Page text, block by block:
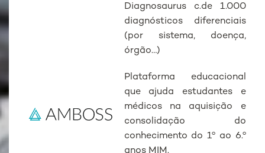
Diagnosaurus c.de 1.000
diagnósticos diferenciais
(por sistema, doença,
órgão…)
Plataforma educacional
que ajuda estudantes e
médicos na aquisição e
consolidação do
conhecimento do 1º ao 6.º
anos MIM.